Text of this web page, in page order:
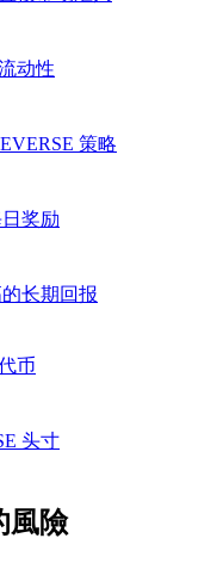
动性
策略
奖励
长期回报
币
头寸
風險